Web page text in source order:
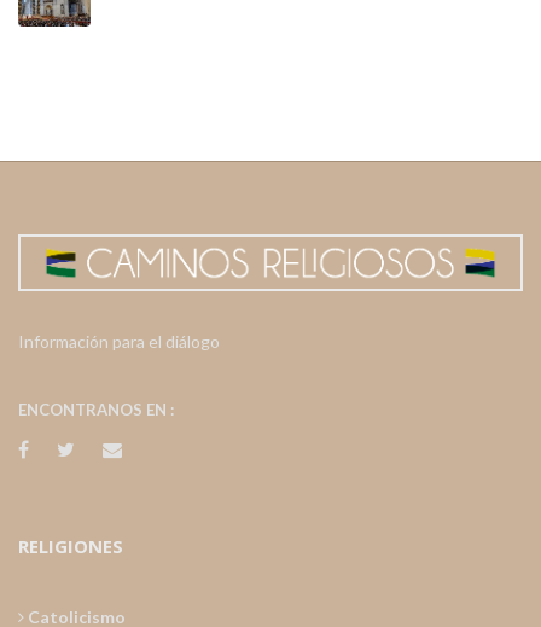
Información para el diálogo
ENCONTRANOS EN :
RELIGIONES
Catolicismo